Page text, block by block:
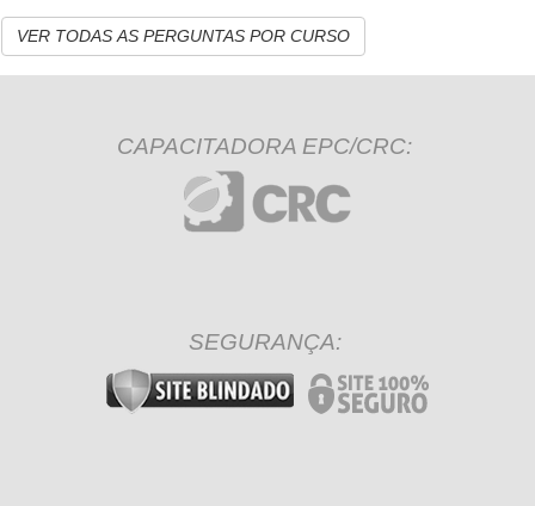
VER TODAS AS PERGUNTAS POR CURSO
CAPACITADORA EPC/CRC:
SEGURANÇA: